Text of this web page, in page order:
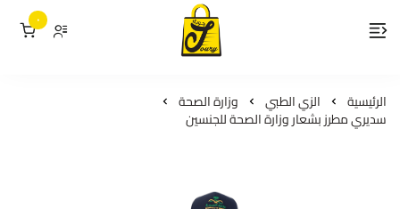
لمسات جوري
٠
الرئيسية الزي الطبي وزارة الصحة
سديري مطرز بشعار وزارة الصحة للجنسين